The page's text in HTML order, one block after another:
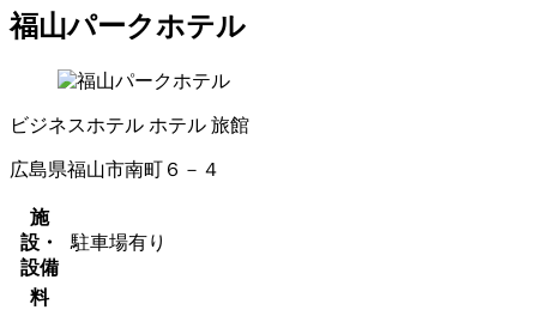
福山パークホテル
ビジネスホテル ホテル 旅館
広島県福山市南町６－４
施
設・
設備
駐車場有り
料